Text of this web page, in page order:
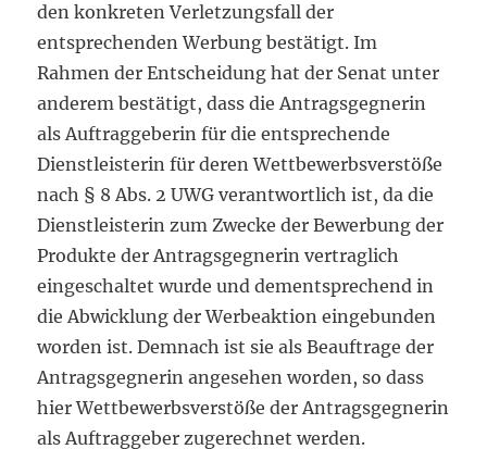
den konkreten Verletzungsfall der
entsprechenden Werbung bestätigt. Im
Rahmen der Entscheidung hat der Senat unter
anderem bestätigt, dass die Antragsgegnerin
als Auftraggeberin für die entsprechende
Dienstleisterin für deren Wettbewerbsverstöße
nach § 8 Abs. 2 UWG verantwortlich ist, da die
Dienstleisterin zum Zwecke der Bewerbung der
Produkte der Antragsgegnerin vertraglich
eingeschaltet wurde und dementsprechend in
die Abwicklung der Werbeaktion eingebunden
worden ist. Demnach ist sie als Beauftrage der
Antragsgegnerin angesehen worden, so dass
hier Wettbewerbsverstöße der Antragsgegnerin
als Auftraggeber zugerechnet werden.